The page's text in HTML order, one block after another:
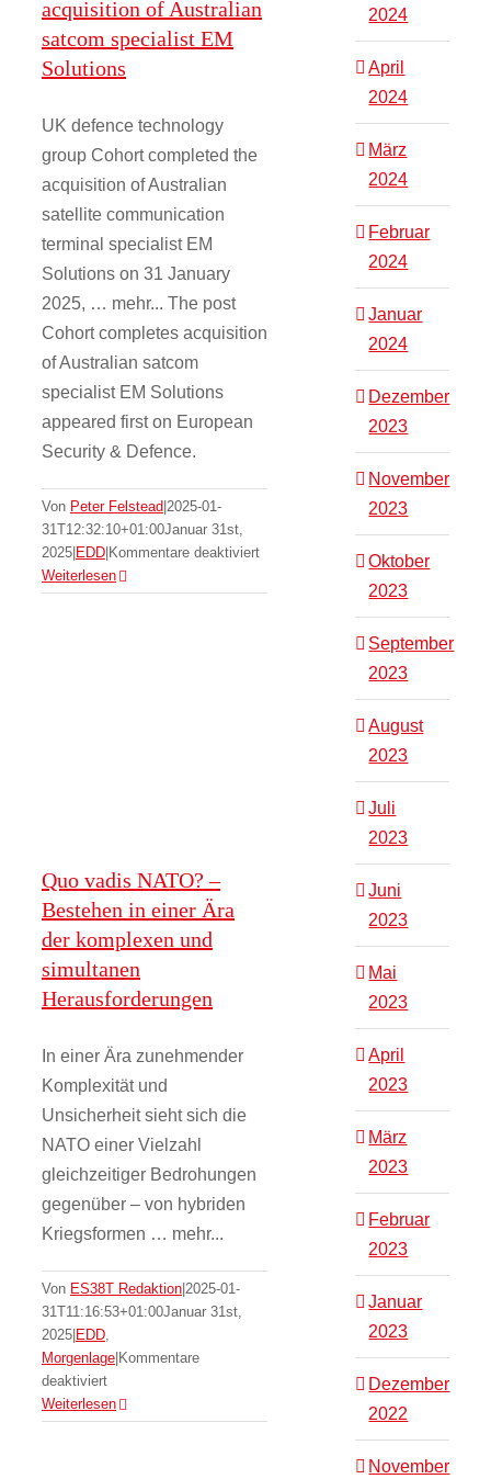
acquisition of Australian
satcom specialist EM
Solutions
UK defence technology
group Cohort completed the
acquisition of Australian
satellite communication
terminal specialist EM
Solutions on 31 January
2025, … mehr... The post
Cohort completes acquisition
of Australian satcom
specialist EM Solutions
appeared first on European
Security & Defence.
Von Peter Felstead 2025-01-
31T12:32:10+01:00Januar 31st,
2025 EDD Kommentare deaktiviertfür
completes
Weiterlesen
Quo vadis NATO? –
Bestehen in einer
Ära der komplexen
Quo vadis NATO? –
Bestehen in einer Ära
der komplexen und
simultanen
Herausforderungen
In einer Ära zunehmender
Komplexität und
Unsicherheit sieht sich die
NATO einer Vielzahl
gleichzeitiger Bedrohungen
gegenüber – von hybriden
Kriegsformen … mehr...
Von ES38T Redaktion 2025-01-
31T11:16:53+01:00Januar 31st,
2025 EDD,
Morgenlage Kommentare
deaktiviertfür
Quo
vadis
Weiterlesen
Russlands langer
Arm in den Westen
– Spionage und
2024
April
2024
März
2024
Februar
2024
Januar
2024
Dezember
2023
November
2023
Oktober
2023
September
2023
August
2023
Juli
2023
Juni
2023
Mai
2023
April
2023
März
2023
Februar
2023
Januar
2023
Dezember
2022
November